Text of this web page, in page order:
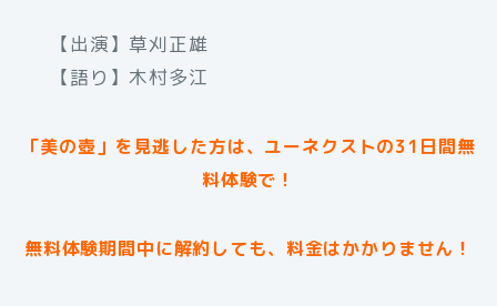
【出演】草刈正雄
【語り】木村多江
「美の壺」を見逃した方は、ユーネクストの31日間無
料体験で！
無料体験期間中に解約しても、料金はかかりません！